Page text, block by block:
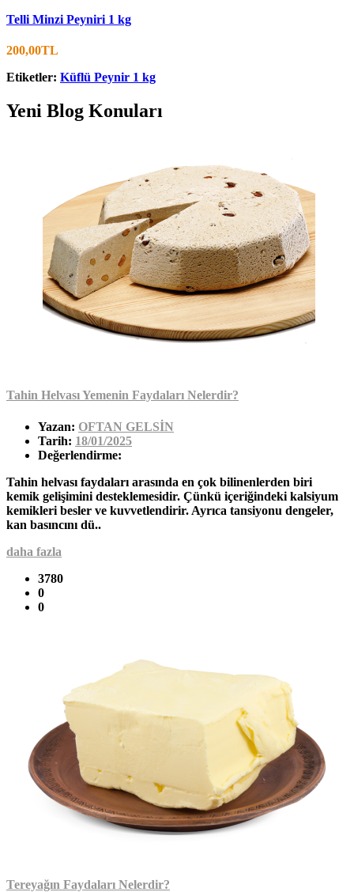
Telli Minzi Peyniri 1 kg
200,00TL
Etiketler: Küflü Peynir 1 kg
Yeni Blog Konuları
Tahin Helvası Yemenin Faydaları Nelerdir?
Yazan: OFTAN GELSİN
Tarih: 18/01/2025
Değerlendirme:
Tahin helvası faydaları arasında en çok bilinenlerden biri
kemik gelişimini desteklemesidir. Çünkü içeriğindeki kalsiyum
kemikleri besler ve kuvvetlendirir. Ayrıca tansiyonu dengeler,
kan basıncını dü..
daha fazla
3780
0
0
Tereyağın Faydaları Nelerdir?